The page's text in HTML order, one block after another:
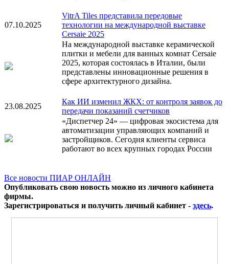
07.10.2025
VitrA Tiles представила передовые
технологии на международной выставке
Cersaie 2025
На международной выставке керамической
плитки и мебели для ванных комнат Cersaie
2025, которая состоялась в Италии, были
представлены инновационные решения в
сфере архитектурного дизайна.
23.08.2025
Как ИИ изменил ЖКХ: от контроля заявок до
передачи показаний счетчиков
«Диспетчер 24» — цифровая экосистема для
автоматизации управляющих компаний и
застройщиков. Сегодня клиенты сервиса
работают во всех крупных городах России
Все новости ПИАР ОНЛАЙН
Опубликовать свою новость можно из личного кабинета
фирмы.
Зарегистрироваться и получить личный кабинет - здесь.